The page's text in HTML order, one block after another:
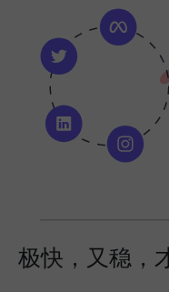
极快，又稳，